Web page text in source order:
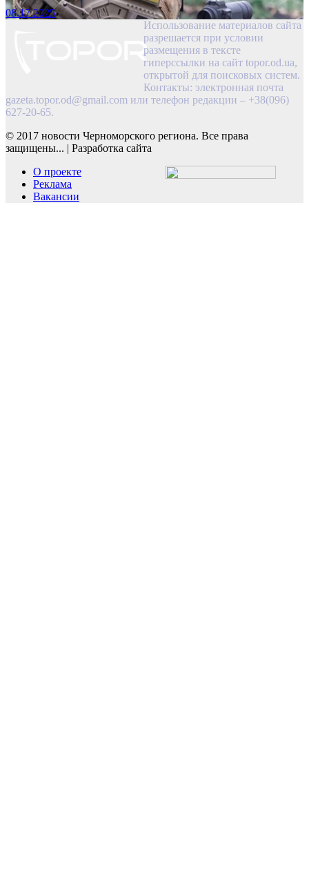
08.17.2025
Использование материалов сайта
разрешается при условии
размещения в тексте
гиперссылки на сайт topor.od.ua,
открытой для поисковых систем.
Контакты: электронная почта
gazeta.topor.od@gmail.com или телефон редакции – +38(096)
627-20-65.
© 2017 новости Черноморского региона. Все права
защищены... | Разработка сайта
О проекте
Реклама
Вакансии